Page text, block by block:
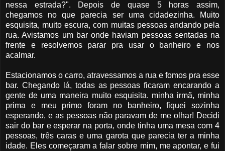
nessa estrada?". Depois de quase 5 horas assim,
chegamos no que parecia ser uma cidadezinha. Muito
esquisita, muito escura, com muitas pessoas andando pela
rua. Avistamos um bar onde haviam pessoas sentadas na
frente e resolvemos parar pra usar o banheiro e nos
acalmar.
Estacionamos o carro, atravessamos a rua e fomos pra esse
bar. Chegando lá, todas as pessoas ficaram encarando a
gente de uma maneira muito esquisita. minha irmã, minha
prima e meu primo foram no banheiro, fiquei sozinha
esperando, e as pessoas não paravam de me olhar! Decidi
sair do bar e esperar na porta, onde tinha uma mesa com 4
pessoas, três caras e uma garota que parecia ter a minha
idade. Eles começaram a falar sobre mim, me apontar, e fui